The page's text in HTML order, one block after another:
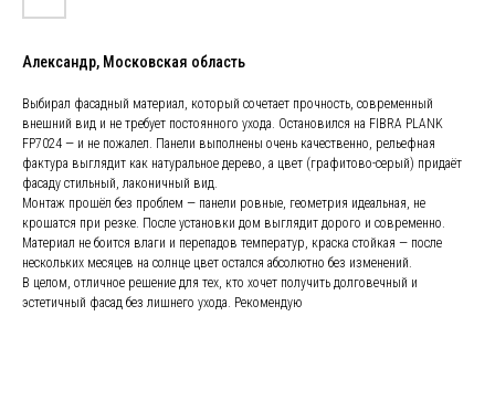
Александр, Московская область
Выбирал фасадный материал, который сочетает прочность, современный
внешний вид и не требует постоянного ухода. Остановился на FIBRA PLANK
FP7024 — и не пожалел. Панели выполнены очень качественно, рельефная
фактура выглядит как натуральное дерево, а цвет (графитово-серый) придаёт
фасаду стильный, лаконичный вид.
Монтаж прошёл без проблем — панели ровные, геометрия идеальная, не
крошатся при резке. После установки дом выглядит дорого и современно.
Материал не боится влаги и перепадов температур, краска стойкая — после
нескольких месяцев на солнце цвет остался абсолютно без изменений.
В целом, отличное решение для тех, кто хочет получить долговечный и
эстетичный фасад без лишнего ухода. Рекомендую